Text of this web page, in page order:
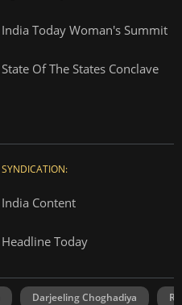
India Today Woman's Summit
State Of The States Conclave
SYNDICATION:
India Content
Headline Today
Darjeeling Choghadiya